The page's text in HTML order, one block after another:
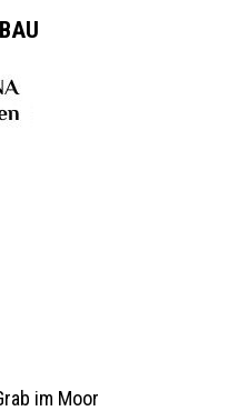
im Moor